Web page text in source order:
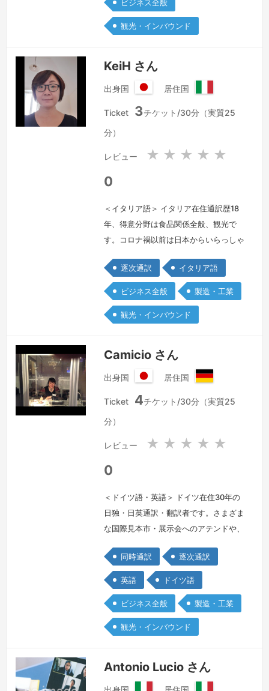
ビジネス全般
観光・インバウンド
KeiH さん
出身国
本
居住国
タ
共
Ticket 3チケット/30分（実質25
分）
レビュー ★ ★ ★ ★ ★
0
＜イタリア語＞ イタリア在住通訳歴18
年、得意分野は食品関係全般、観光で
す。コロナ禍以前は日本からいらっしゃ
タント、観光でいらっしゃるお客様の通
訳とご案内を数多く担当させていただき
ました。「予訳」でもこの経験を活かし
たいと思っています。 続きを見る »
逐次通訳 イタリア語
ビジネス全般 製造・工業
観光・インバウンド
Camicio さん
出身国
本
居住国
イ
邦
Ticket 4チケット/30分（実質25
分）
レビュー ★ ★ ★ ★ ★
0
＜ドイツ語・英語＞ ドイツ在住30年の
日独・日英通訳・翻訳者です。さまざま
な国際見本市・展示会へのアテンドや、
クオフ・イベント、マーケティングリサ
ーチ、グループインタビュー、プレスワ
ークショップ、社内研修、打ち合わせな
どを日本語、ドイツ語、英語で通訳いた
します。自動車・エレクトロニクス業
界、医療・製薬・医薬部外品・食料品・
の経…続きを見る »
同時通訳 逐次通訳
英語 ドイツ語
ビジネス全般 製造・工業
観光・インバウンド
Antonio Lucio さん